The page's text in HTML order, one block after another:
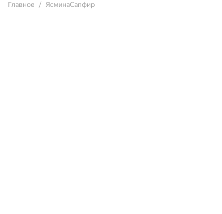
Главное ЯсминаСапфир